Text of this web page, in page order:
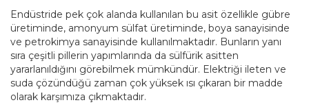
Endüstride pek çok alanda kullanılan bu asit özellikle gübre
üretiminde, amonyum sülfat üretiminde, boya sanayisinde
ve petrokimya sanayisinde kullanılmaktadır. Bunların yanı
sıra çeşitli pillerin yapımlarında da sülfürik asitten
yararlanıldığını görebilmek mümkündür. Elektriği ileten ve
suda çözündüğü zaman çok yüksek ısı çıkaran bir madde
olarak karşımıza çıkmaktadır.